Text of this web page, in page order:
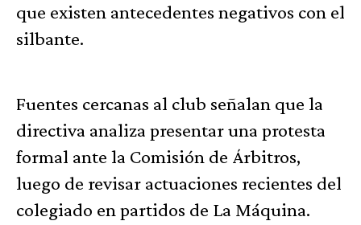
que existen antecedentes negativos con el
silbante.
Fuentes cercanas al club señalan que la
directiva analiza presentar una protesta
formal ante la Comisión de Árbitros,
luego de revisar actuaciones recientes del
colegiado en partidos de La Máquina.